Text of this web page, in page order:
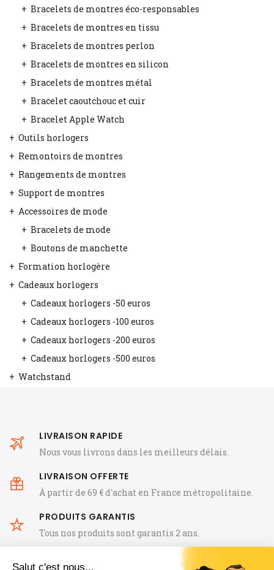
Bracelets de montres éco-responsables
Bracelets de montres en tissu
Bracelets de montres perlon
Bracelets de montres en silicon
Bracelets de montres métal
Bracelet caoutchouc et cuir
Bracelet Apple Watch
Outils horlogers
Remontoirs de montres
Rangements de montres
Support de montres
Accessoires de mode
Bracelets de mode
Boutons de manchette
Formation horlogère
Cadeaux horlogers
Cadeaux horlogers -50 euros
Cadeaux horlogers -100 euros
Cadeaux horlogers -200 euros
Cadeaux horlogers -500 euros
Watchstand
LIVRAISON RAPIDE
Nous vous livrons dans les meilleurs délais.
LIVRAISON OFFERTE
À partir de 69 € d'achat en France métropolitaine.
PRODUITS GARANTIS
Tous nos produits sont garantis 2 ans.